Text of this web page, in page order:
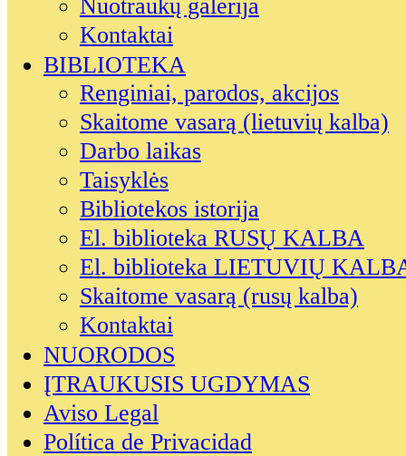
Nuotraukų galerija
Kontaktai
BIBLIOTEKA
Renginiai, parodos, akcijos
Skaitome vasarą (lietuvių kalba)
Darbo laikas
Taisyklės
Bibliotekos istorija
El. biblioteka RUSŲ KALBA
El. biblioteka LIETUVIŲ
Skaitome vasarą (rusų kalba)
Kontaktai
NUORODOS
ĮTRAUKUSIS UGDYMAS
Aviso Legal
Política de Privacidad